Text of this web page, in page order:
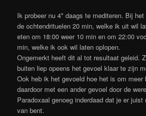
Ik probeer nu 4* daags te mediteren. Bij
de ochtendrituelen 20 min, welke ik uit wil
eten om 18:00 weer 10 min en om 22:00
min, welke ik ook wil laten oplopen.
Ongemerkt heeft dit al tot resultaat geleid.
buiten liep opeens het gevoel klaar te zijn
Ook heb ik het gevoeld hoe het is om
daardoor met een ander gevoel door de
Paradoxaal genoeg inderdaad dat je er juist
van bent.